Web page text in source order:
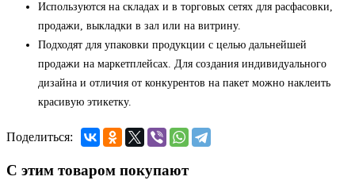
Используются на складах и в торговых сетях для расфасовки,
продажи, выкладки в зал или на витрину.
Подходят для упаковки продукции с целью дальнейшей
продажи на маркетплейсах. Для создания индивидуального
дизайна и отличия от конкурентов на пакет можно наклеить
красивую этикетку.
Поделиться:
С этим товаром покупают